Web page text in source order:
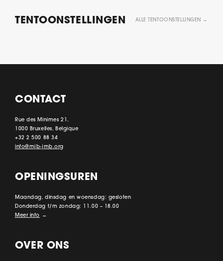
TENTOONSTELLINGEN ALLE TENTOONSTELLINGEN →
CONTACT
Rue des Minimes 21,
1000 Bruxelles, Belgique
+32 2 500 88 34
info@mjb-jmb.org
OPENINGSUREN
Maandag, dinsdag en woensdag: gesloten
Donderdag t/m zondag: 11.00 – 18.00
Meer info →
OVER ONS